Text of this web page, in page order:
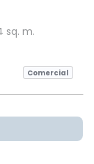
sq. m.
Comercial